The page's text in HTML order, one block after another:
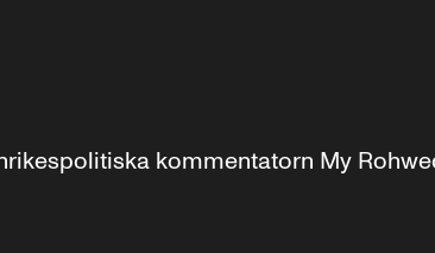
kommentatorn My